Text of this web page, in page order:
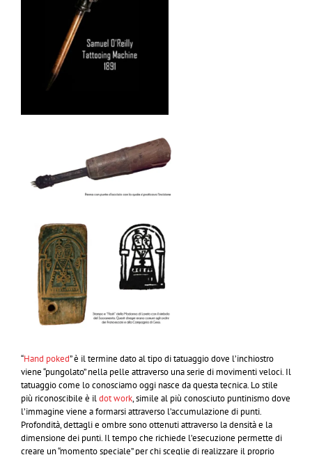
“Hand poked” è il termine dato al tipo di tatuaggio dove l’inchiostro
viene “pungolato” nella pelle attraverso una serie di movimenti veloci. Il
tatuaggio come lo conosciamo oggi nasce da questa tecnica. Lo stile
più riconoscibile è ildot work, simile al più conosciuto puntinismo dove
l’immagine viene a formarsi attraverso l’accumulazione di punti.
Profondità, dettagli e ombre sono ottenuti attraverso la densità e la
dimensione dei punti. Il tempo che richiede l’esecuzione permette di
creare un “momento speciale” per chi sceglie di realizzare il proprio